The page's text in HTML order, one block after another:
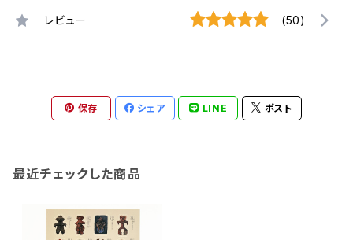
レビュー (50)
保存 シェア LINE ポスト
最近チェックした商品